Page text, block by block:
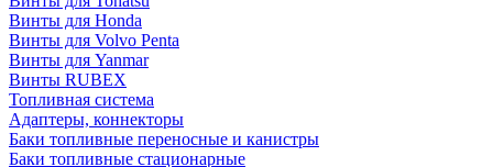
Винты для Honda
Винты для Volvo Penta
Винты для Yanmar
Винты RUBEX
Топливная система
Адаптеры, коннекторы
Баки топливные переносные и канистры
Баки топливные стационарные